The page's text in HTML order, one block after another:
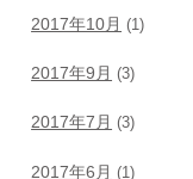
2017年10月 (1)
2017年9月 (3)
2017年7月 (3)
2017年6月 (1)